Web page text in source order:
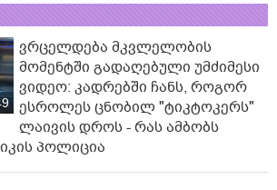
ვრცელდება მკვლელობის
მომენტში გადაღებული უმძიმესი
ვიდეო: კადრებში ჩანს, როგორ
ესროლეს ცნობილ "ტიკტოკერს"
ლაივის დროს - რას ამბობს
პოლიცია